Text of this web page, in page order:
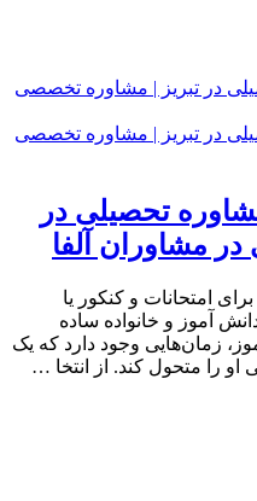
تحصیلی در
مشاوران آلفا
امتحانات و کنکور یا
آموز و خانواده ساده
زمان‌هایی وجود دارد که یک
را متحول کند. از انتخا …